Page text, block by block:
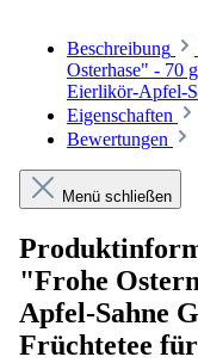
Beschreibung
Osterhase" - 70
Eierlikör-Apfel-
Eigenschaften
Bewertungen
Menü schließen
"Frohe
Apfel-Sahne
Früchtetee